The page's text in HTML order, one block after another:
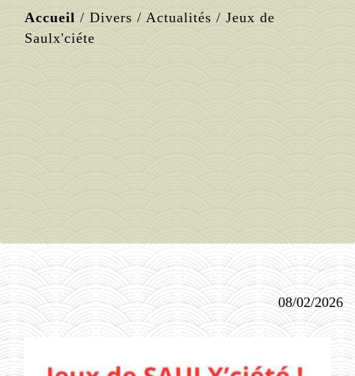
Accueil / Divers / Actualités / Jeux de
Saulx'ciéte
08/02/2026